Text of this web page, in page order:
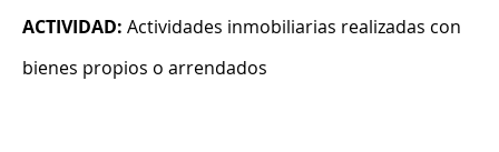
ACTIVIDAD: Actividades inmobiliarias realizadas con
bienes propios o arrendados